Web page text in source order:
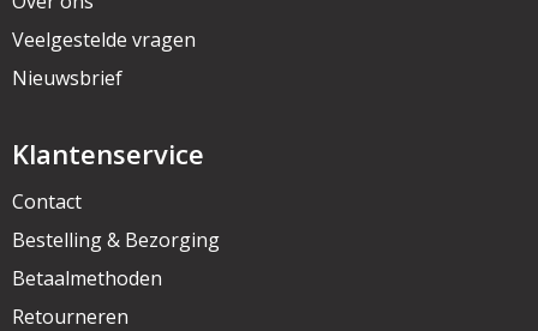
Veelgestelde vragen
Nieuwsbrief
Klantenservice
Contact
Bestelling & Bezorging
Betaalmethoden
Retourneren